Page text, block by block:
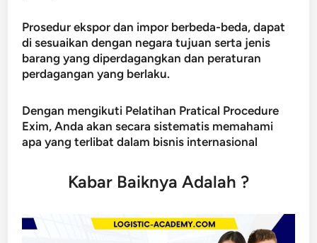
Prosedur ekspor dan impor berbeda-beda, dapat
di sesuaikan dengan negara tujuan serta jenis
barang yang diperdagangkan dan peraturan
perdagangan yang berlaku.
Dengan mengikuti Pelatihan Pratical Procedure
Exim, Anda akan secara sistematis memahami
apa yang terlibat dalam bisnis internasional
Kabar Baiknya Adalah ?